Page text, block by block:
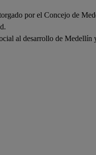
por el Concejo de
al desarrollo de Medellín